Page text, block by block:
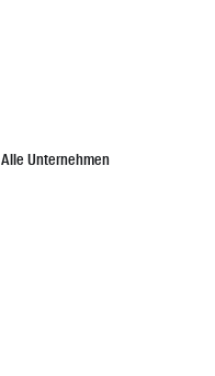
Alle Unternehmen